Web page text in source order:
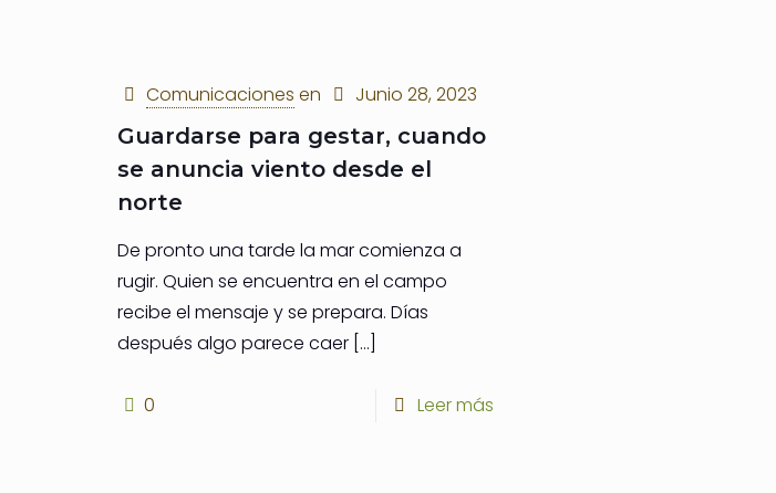
Comunicaciones en Junio 28, 2023
Guardarse para gestar, cuando
se anuncia viento desde el
norte
De pronto una tarde la mar comienza a
rugir. Quien se encuentra en el campo
recibe el mensaje y se prepara. Días
después algo parece caer[…]
0 Leer más